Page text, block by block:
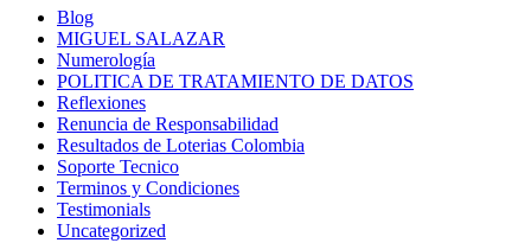
Blog
MIGUEL SALAZAR
Numerología
POLITICA DE TRATAMIENTO DE DATOS
Reflexiones
Renuncia de Responsabilidad
Resultados de Loterias Colombia
Soporte Tecnico
Terminos y Condiciones
Testimonials
Uncategorized